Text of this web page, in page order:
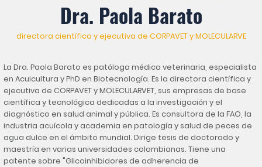
Dra. Paola Barato
directora científica y ejecutiva de CORPAVET y MOLECULARVE
La Dra. Paola Barato es patóloga médica veterinaria, especialista
en Acuicultura y PhD en Biotecnología. Es la directora científica y
ejecutiva de CORPAVET y MOLECULARVET, sus empresas de base
científica y tecnológica dedicadas a la investigación y el
diagnóstico en salud animal y pública. Es consultora de la FAO, la
industria acuícola y academia en patología y salud de peces de
agua dulce en el ámbito mundial. Dirige tesis de doctorado y
maestría en varias universidades colombianas. Tiene una
patente sobre "Glicoinhibidores de adherencia de